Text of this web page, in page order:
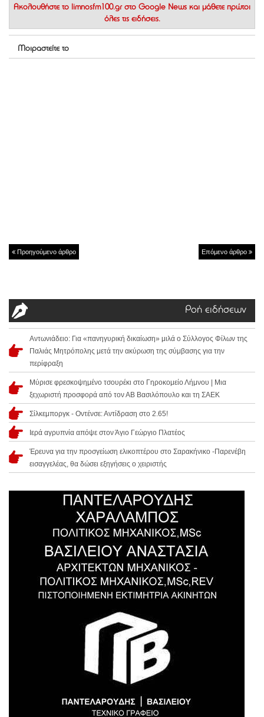
Ακολουθήστε το limnosfm100.gr στο Google News και μάθετε πρώτοι
όλες τις ειδήσεις.
Μοιραστείτε το
Προηγούμενο άρθρο Επόμενο άρθρο
Ροή ειδήσεων
Αντωνιάδειο: Για «πανηγυρική δικαίωση» μιλά ο Σύλλογος Φίλων της
Παλιάς Μητρόπολης μετά την ακύρωση της σύμβασης για την
περίφραξη
Μύρισε φρεσκοψημένο τσουρέκι στο Γηροκομείο Λήμνου | Μια
ξεχωριστή προσφορά από τον ΑΒ Βασιλόπουλο και τη ΣΑΕΚ
Σίλκεμποργκ - Οντένσε: Αντίδραση στο 2.65!
Ιερά αγρυπνία απόψε στον Άγιο Γεώργιο Πλατέος
Έρευνα για την προσγείωση ελικοπτέρου στο Σαρακήνικο -Παρενέβη
εισαγγελέας, θα δώσει εξηγήσεις ο χειριστής